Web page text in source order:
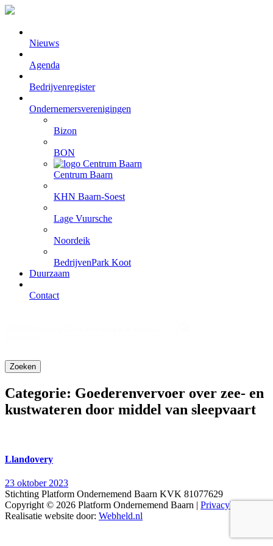
Nieuws
Agenda
Bedrijvenregister
Ondernemersverenigingen
Bizon
BON
Centrum Baarn
KHN Baarn-Soest
Lage Vuursche
Noordeik
BedrijvenPark Koot
Duurzaam
Contact
Categorie: Goederenvervoer over zee- en
kustwateren door middel van sleepvaart
Llandovery
23 oktober 2023
Stichting Platform Ondernemend Baarn KVK 81077629
Copyright © 2026 Platform Ondernemend Baarn | Privacybeleid
Realisatie website door: Webheld.nl